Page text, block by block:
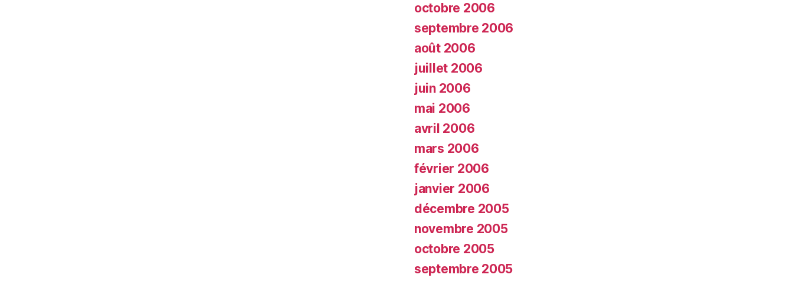
octobre 2006
septembre 2006
août 2006
juillet 2006
juin 2006
mai 2006
avril 2006
mars 2006
février 2006
janvier 2006
décembre 2005
novembre 2005
octobre 2005
septembre 2005